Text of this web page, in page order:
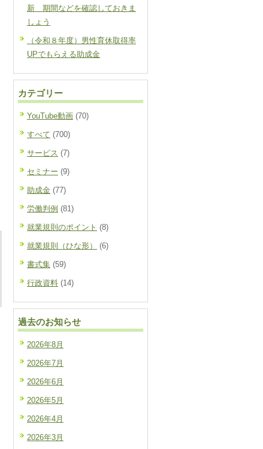
新 期間などを確認しておきま
しょう
（令和８年度）男性育休取得率
UPでもらえる助成金
カテゴリー
YouTube動画 (70)
すべて (700)
サービス (7)
セミナー (9)
助成金 (77)
労働判例 (81)
就業規則のポイント (8)
就業規則（ひな形） (6)
書式集 (59)
行政資料 (14)
過去のお知らせ
2026年8月
2026年7月
2026年6月
2026年5月
2026年4月
2026年3月